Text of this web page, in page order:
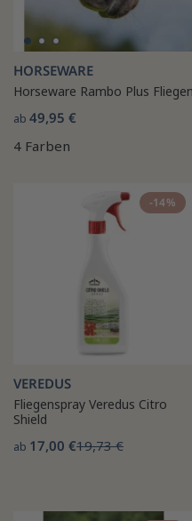
HORSEWARE
Horseware Rambo Plus
ab 49,95 €
4 Farben
-14%
VEREDUS
Fliegenspray Veredus Citro
Shield
ab 17,00 €19,73 €